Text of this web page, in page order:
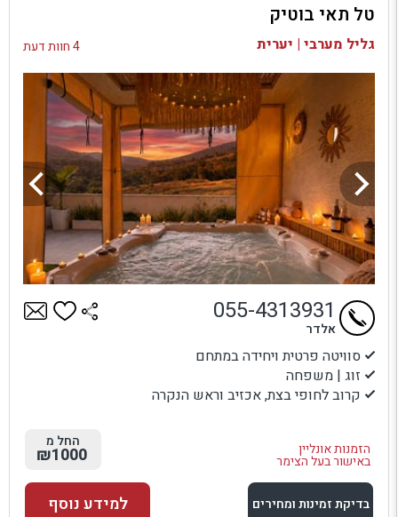
בדיקת זמינות ומחירים
טל תאי בוטיק
גליל מערבי | יערית 4 חוות דעת
סוויטה פרטית ויחידה במתחם
זוג | משפחה
קרוב לחופי בצת, אכזיב וראש הנקרה
הזמנות אונליין
באישור בעל הצימר
055-4313931
אלדר
החל מ
₪1000
בדיקת זמינות ומחירים למידע נוסף